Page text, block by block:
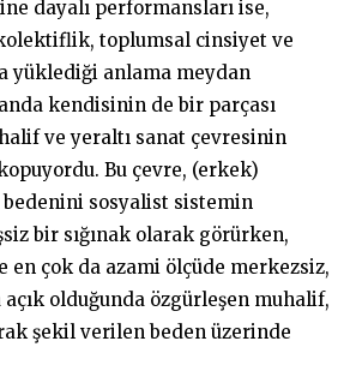
dayalı performansları ise,
toplumsal cinsiyet ve
yüklediği anlama meydan
kendisinin de bir parçası
ve yeraltı sanat çevresinin
Bu çevre, (erkek)
bedenini sosyalist sistemin
bir sığınak olarak görürken,
en çok da azami ölçüde merkezsiz,
açık olduğunda özgürleşen muhalif,
şekil verilen beden üzerinde